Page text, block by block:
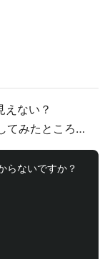
ない？
てみたところ…
ないですか？